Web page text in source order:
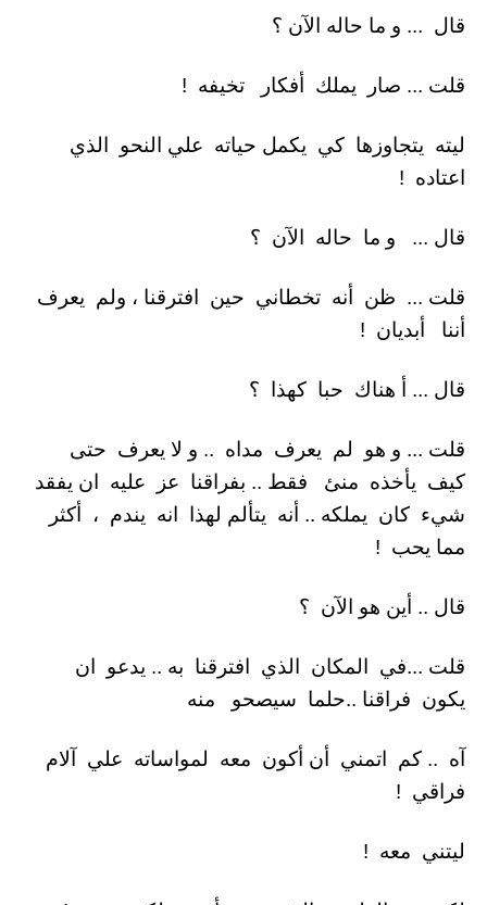
قال ... و ما حاله الآن ؟
قلت ... صار يملك أفكار تخيفه !
ليته يتجاوزها كي يكمل حياته علي النحو الذي
اعتاده !
قال ... و ما حاله الآن ؟
قلت ... ظن أنه تخطاني حين افترقنا ، ولم يعرف
أننا أبديان !
قال ... أ هناك حبا كهذا ؟
قلت ... و هو لم يعرف مداه .. و لا يعرف حتى
كيف يأخذه منئ فقط .. بفراقنا عز عليه ان يفقد
شيء كان يملكه .. أنه يتألم لهذا انه يندم ، أكثر
مما يحب !
قال .. أين هو الآن ؟
قلت ...في المكان الذي افترقنا به .. يدعو ان
يكون فراقنا ..حلما سيصحو منه
آه .. كم اتمني أن أكون معه لمواساته علي آلام
فراقي !
ليتني معه !